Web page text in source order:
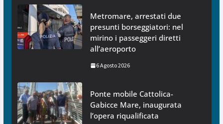
Metromare, arrestati due
presunti borseggiatori: nel
mirino i passeggeri diretti
all’aeroporto
6 Agosto 2026
Ponte mobile Cattolica-
Gabicce Mare, inaugurata
l’opera riqualificata